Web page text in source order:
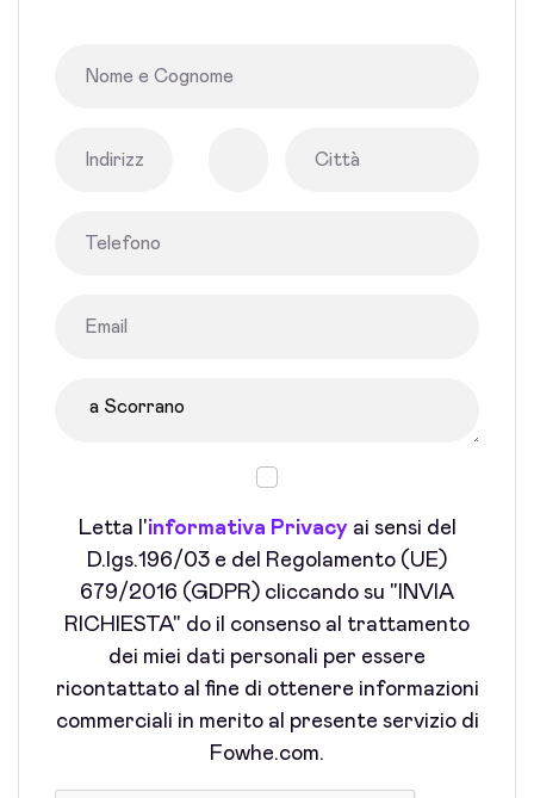
Letta l'informativa Privacyai sensi del
D.lgs.196/03 e del Regolamento (UE)
679/2016 (GDPR) cliccando su "INVIA
RICHIESTA" do il consenso al trattamento
dei miei dati personali per essere
ricontattato al fine di ottenere informazioni
commerciali in merito al presente servizio di
Fowhe.com.